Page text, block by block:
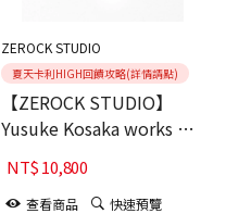
ZEROCK STUDIO
夏天卡利HIGH回饋攻略(詳情請點)
【ZEROCK STUDIO】
Yusuke Kosaka works 小
坂雄介 2025 風に遊ぶ
Wind 羽毛吊墜
NT$10,800
查看商品 快速預覽